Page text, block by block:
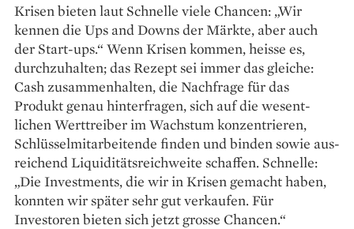
Krisen bieten laut Schnelle viele Chancen: „Wir
kennen die Ups and Downs der Märkte, aber auch
der Start-ups.“ Wenn ­Krisen kommen, heisse es,
durchzuhalten; das Rezept sei immer das gleiche:
Cash zusammenhalten, die Nachfrage für das
Produkt genau hinter­fragen, sich auf die wesent­
lichen Werttreiber im Wachstum kon­zentrieren,
Schlüsselmitarbeitende finden und binden sowie aus­
reichend Liquiditätsreichweite schaffen. Schnelle:
„Die Investments, die wir in Krisen gemacht haben,
konnten wir später sehr gut verkaufen. Für
Investoren bieten sich jetzt grosse Chancen.“